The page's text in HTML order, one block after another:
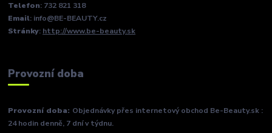
Telefon: 732 821 318
Email: info@BE-BEAUTY.cz
Stránky: http://www.be-beauty.sk
Provozní doba
Provozní doba: Objednávky přes internetový obchod Be-Beauty.sk :
24 hodin denně, 7 dní v týdnu.